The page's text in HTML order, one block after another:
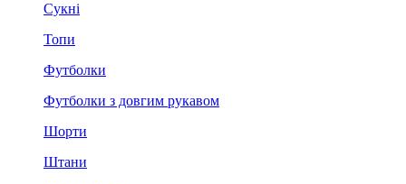
Сукні
Топи
Футболки
Футболки з довгим рукавом
Шорти
Штани